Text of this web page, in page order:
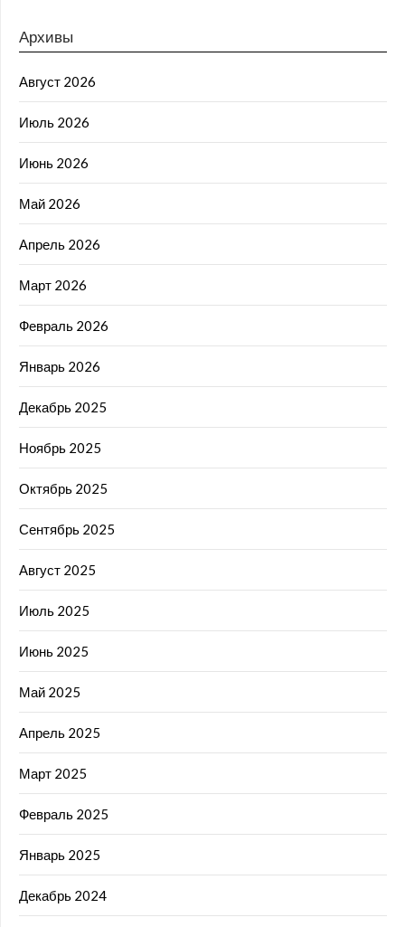
Архивы
Август 2026
Июль 2026
Июнь 2026
Май 2026
Апрель 2026
Март 2026
Февраль 2026
Январь 2026
Декабрь 2025
Ноябрь 2025
Октябрь 2025
Сентябрь 2025
Август 2025
Июль 2025
Июнь 2025
Май 2025
Апрель 2025
Март 2025
Февраль 2025
Январь 2025
Декабрь 2024